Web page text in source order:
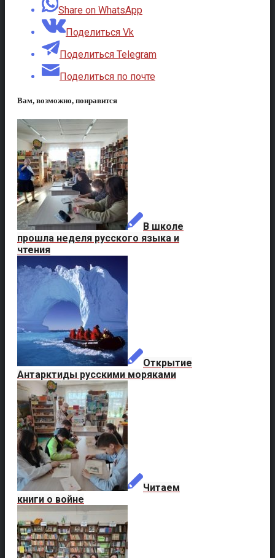
Share on WhatsApp
Поделиться Vk
Поделиться Telegram
Поделиться по почте
Вам, возможно, понравится
В школе
прошла неделя русского языка и
чтения
Открытие
Антарктиды русскими моряками
Читаем
книги о войне